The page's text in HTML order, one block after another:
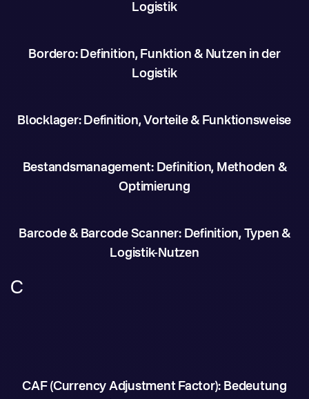
Logistik
Bordero: Definition, Funktion & Nutzen in der
Logistik
Blocklager: Definition, Vorteile & Funktionsweise
Bestandsmanagement: Definition, Methoden &
Optimierung
Barcode & Barcode Scanner: Definition, Typen &
Logistik-Nutzen
C
CAF (Currency Adjustment Factor): Bedeutung